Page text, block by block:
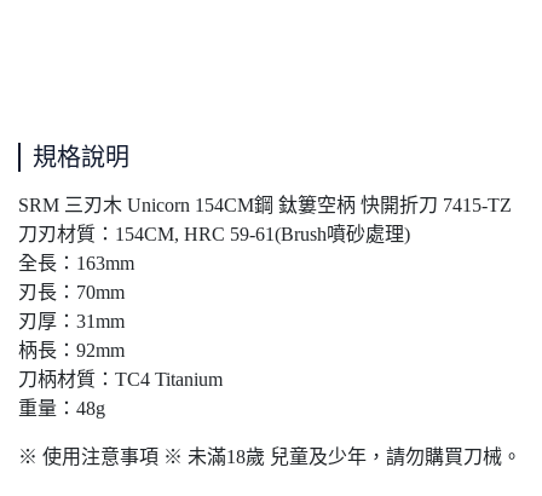
規格說明
SRM 三刃木 Unicorn 154CM鋼 鈦簍空柄 快開折刀 7415-TZ
刀刃材質：154CM, HRC 59-61(Brush噴砂處理)
全長：163mm
刃長：70mm
刃厚：31mm
柄長：92mm
刀柄材質：TC4 Titanium
重量：48g
※ 使用注意事項 ※ 未滿18歲 兒童及少年，請勿購買刀械。